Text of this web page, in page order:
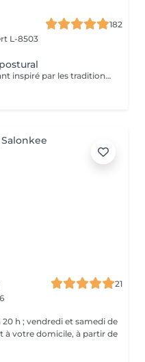
182
L-8503
Il s'agit d'un massage décontractant inspiré par les traditions indiennes d'Ayurvéda et de Yoga. Cette technique qui permet de redonner de l'élasticité à la colonne vertébrale, utilise des mouvements, des flexions et des torsions qui sont parfaitement harmonisées entre elles, ce qui va permettre au corps de s'étirer et de s'échauffer. La technique peut se réaliser avec les mains et avec les pieds, en fonction du cas. BÉNÉFICES DU MASSAGE AYURDÉVIQUE YOGA POSTURAL Connexion avec une respiration consciente Promeut la flexibilité des muscles et la mobilité des articulations Aide à améliorer la posture en contribuant au bien-être et à l'équilibre du corps.
21
de
à votre domicile, à partir de